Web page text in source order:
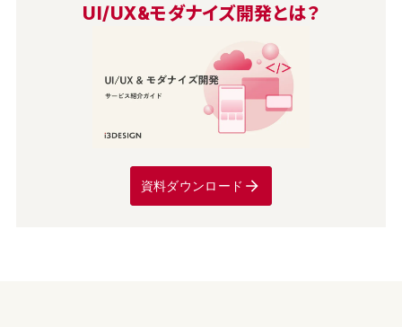
UI/UX&モダナイズ開発とは？
資料ダウンロード